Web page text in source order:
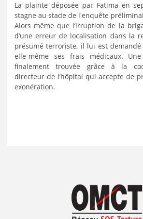
La plainte déposée par Fatima en
stagne au stade de l'enquête
Alors même que l’irruption de la
d’une erreur de localisation dans la
présumé terroriste, il lui est
elle-même ses frais médicaux.
finalement trouvée grâce à la
directeur de l’hôpital qui accepte de
exonération.